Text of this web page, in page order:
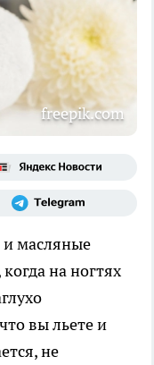
freepik.com
масляные
на ногтях
вы льете и
не